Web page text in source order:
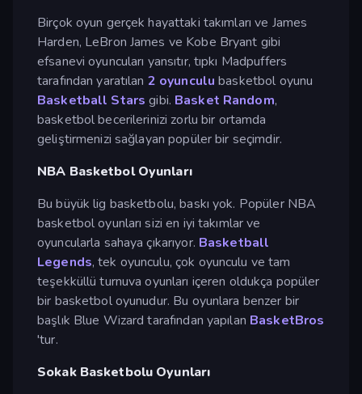
Birçok oyun gerçek hayattaki takımları ve James
Harden, LeBron James ve Kobe Bryant gibi
efsanevi oyuncuları yansıtır, tıpkı Madpuffers
tarafından yaratılan 2 oyunculu basketbol oyunu
Basketball Stars gibi. Basket Random,
basketbol becerilerinizi zorlu bir ortamda
geliştirmenizi sağlayan popüler bir seçimdir.
NBA Basketbol Oyunları
Bu büyük lig basketbolu, baskı yok. Popüler NBA
basketbol oyunları sizi en iyi takımlar ve
oyuncularla sahaya çıkarıyor. Basketball
Legends, tek oyunculu, çok oyunculu ve tam
teşekküllü turnuva oyunları içeren oldukça popüler
bir basketbol oyunudur. Bu oyunlara benzer bir
başlık Blue Wizard tarafından yapılan BasketBros
'tur.
Sokak Basketbolu Oyunları